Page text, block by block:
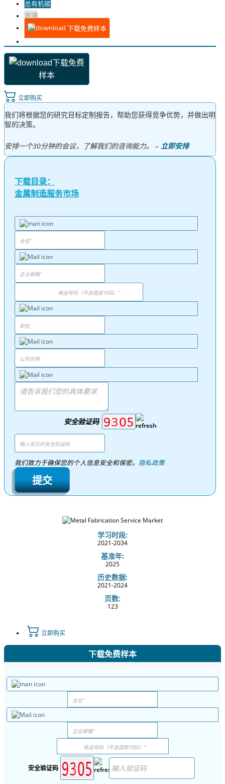
总有机碳
方法
下载免费样本
下载免费
样本
立即购买
我们将根据您的研究目标定制报告，帮助您获得竞争优势，并做出明
智的决策。
安排一个30分钟的会议，了解我们的咨询能力。 – 立即安排
下载目录：
金属制造服务市场
安全验证码
我们致力于确保您的个人信息安全和保密。 隐私政策
提交
学习时段:
2021-2034
基准年:
2025
历史数据:
2021-2024
页数:
123
立即购买
下载免费样本
安全验证码